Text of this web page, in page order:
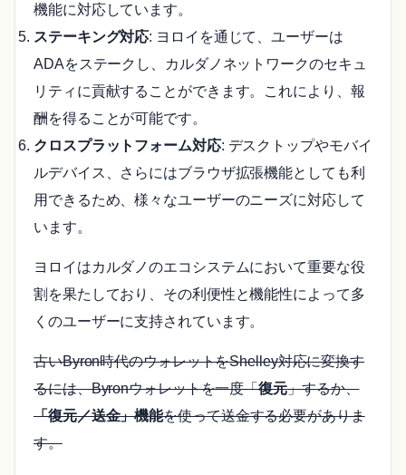
機能に対応しています。
ステーキング対応: ヨロイを通じて、ユーザーは
ADAをステークし、カルダノネットワークのセキュ
リティに貢献することができます。これにより、報
酬を得ることが可能です。
クロスプラットフォーム対応: デスクトップやモバイ
ルデバイス、さらにはブラウザ拡張機能としても利
用できるため、様々なユーザーのニーズに対応して
います。
ヨロイはカルダノのエコシステムにおいて重要な役
割を果たしており、その利便性と機能性によって多
くのユーザーに支持されています。
古いByron時代のウォレットをShelley対応に変換す
るには、Byronウォレットを一度「復元」するか、
「復元／送金」機能を使って送金する必要がありま
す。